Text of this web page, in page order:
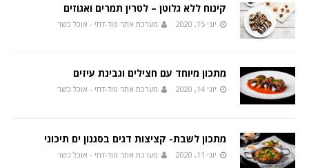
קינוח ללא גלוטן – לטרין תמרים ואגוזים
יוני 15, 2020 מערכת אתר פוד-דתי - אוכל כשר
מתכון מיוחד עם חצילים וגבינת עיזים
יוני 14, 2020 מערכת אתר פוד-דתי - אוכל כשר
מתכון לשבת- קציצות דגים בסגנון ים תיכוני
יוני 11, 2020 מערכת אתר פוד-דתי - אוכל כשר